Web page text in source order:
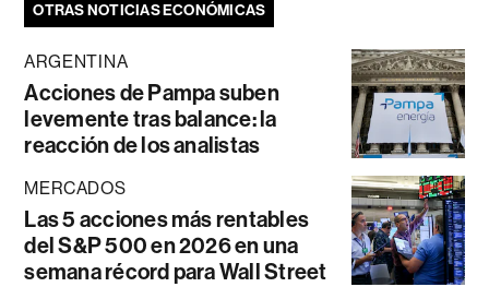
OTRAS NOTICIAS ECONÓMICAS
ARGENTINA
Acciones de Pampa suben
levemente tras balance: la
reacción de los analistas
MERCADOS
Las 5 acciones más rentables
del S&P 500 en 2026 en una
semana récord para Wall Street